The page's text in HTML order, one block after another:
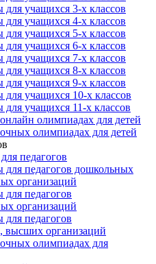
учащихся 3-х классов
учащихся 4-х классов
учащихся 5-х классов
учащихся 6-х классов
учащихся 7-х классов
учащихся 8-х классов
учащихся 9-х классов
учащихся 10-х классов
учащихся 11-х классов
олимпиадах для детей
олимпиадах для детей
педагогов
педагогов дошкольных
организаций
педагогов
организаций
педагогов
высших организаций
олимпиадах для